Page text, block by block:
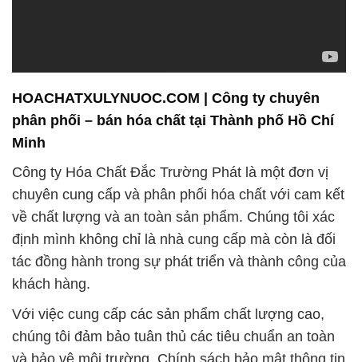
tác đồng hành trong sự phát triển và thành công của
Với việc cung cấp các sản phẩm chất lượng cao,
chúng tôi đảm bảo tuân thủ các tiêu chuẩn an toàn
và bảo vệ môi trường. Chính sách bảo mật thông tin
được chú trọng để bảo vệ thông tin quan trọng của
khách hàng và đối tác.
Chúng tôi tự hào về đội ngũ chuyên gia chuyên
nghiệp, luôn đặt sự đổi mới và nghiên cứu phát triển
vào trung tâm hoạt động. Với uy tín và đáng tin cậy,
chúng tôi mong muốn trở thành đối tác tin cậy
không chỉ trong việc cung cấp hóa chất mà còn
trong việc xây dựng một môi trường làm việc và